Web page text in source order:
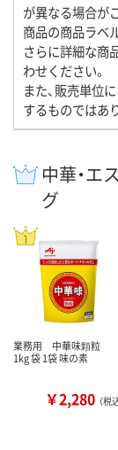
が異なる場合が
商品の商品ラベ
さらに詳細な商
わせください。
また、販売単位
するものではあ
中華・エ
グ
業務用 中華味顆粒
1kg 袋 1袋 味の素
￥2,280 （税